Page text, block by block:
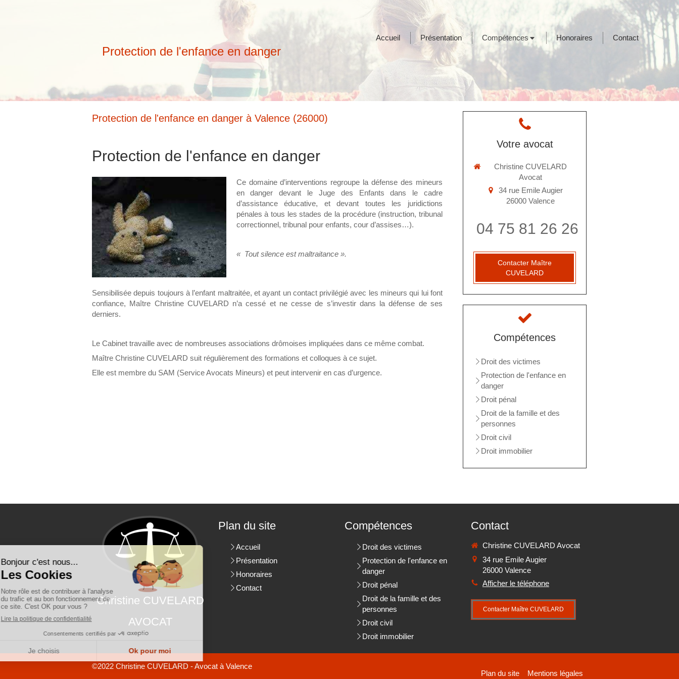
Accueil Présentation Compétences Honoraires Contact
Protection de l'enfance en danger
Protection de l'enfance en danger à Valence (26000)
Protection de l'enfance en danger
Ce domaine d’interventions regroupe la défense des mineurs
en danger devant le Juge des Enfants dans le cadre
d’assistance éducative, et devant toutes les juridictions
pénales à tous les stades de la procédure (instruction, tribunal
correctionnel, tribunal pour enfants, cour d’assises…).
« Tout silence est maltraitance ».
Sensibilisée depuis toujours à l’enfant maltraitée, et ayant un contact privilégié avec les mineurs qui lui font
confiance, Maître Christine CUVELARD n’a cessé et ne cesse de s’investir dans la défense de ses
derniers.
Le Cabinet travaille avec de nombreuses associations drômoises impliquées dans ce même combat.
Maître Christine CUVELARD suit régulièrement des formations et colloques à ce sujet.
Elle est membre du SAM (Service Avocats Mineurs) et peut intervenir en cas d’urgence.
Votre avocat
Christine CUVELARD
Avocat
34 rue Emile Augier
26000 Valence
04 75 81 26 26
Contacter Maître
CUVELARD
Compétences
Droit des victimes
Protection de l'enfance en
danger
Droit pénal
Droit de la famille et des
personnes
Droit civil
Droit immobilier
Christine CUVELARD
AVOCAT
Plan du site
Accueil
Présentation
Honoraires
Contact
Compétences
Droit des victimes
Protection de l'enfance en
danger
Droit pénal
Droit de la famille et des
personnes
Droit civil
Droit immobilier
Contact
Christine CUVELARD Avocat
34 rue Emile Augier
26000 Valence
Afficher le téléphone
Contacter Maître CUVELARD
©2022 Christine CUVELARD - Avocat à Valence
Plan du site
Mentions légales